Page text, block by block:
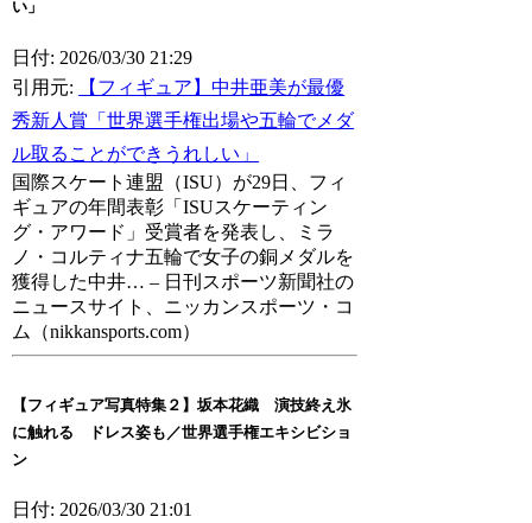
い」
日付: 2026/03/30 21:29
引用元:
【フィギュア】中井亜美が最優
秀新人賞「世界選手権出場や五輪でメダ
ル取ることができうれしい」
国際スケート連盟（ISU）が29日、フィ
ギュアの年間表彰「ISUスケーティン
グ・アワード」受賞者を発表し、ミラ
ノ・コルティナ五輪で女子の銅メダルを
獲得した中井… – 日刊スポーツ新聞社の
ニュースサイト、ニッカンスポーツ・コ
ム（nikkansports.com）
【フィギュア写真特集２】坂本花織 演技終え氷
に触れる ドレス姿も／世界選手権エキシビショ
ン
日付: 2026/03/30 21:01